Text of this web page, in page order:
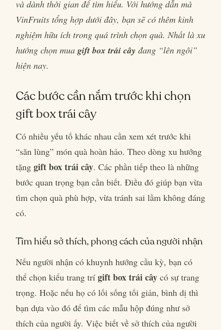
và dành thời gian để tìm hiểu. Với hướng dẫn mà
VinFruits tổng hợp dưới đây, bạn sẽ có thêm kinh
nghiệm hữu ích trong quá trình chọn quà. Nhất là xu
hướng chọn mua gift box trái cây đang “lên ngôi”
hiện nay.
Các bước cần nắm trước khi chọn
gift box trái cây
Có nhiều yếu tố khác nhau cần xem xét trước khi
“săn lùng” món quà hoàn hảo. Theo dòng xu hướng
tặng gift box trái cây. Các phần tiếp theo là những
bước quan trọng bạn cần biết. Điều đó giúp bạn vừa
tìm chọn quà phù hợp, vừa tránh sai lầm không đáng
có.
Tìm hiểu sở thích, phong cách của người nhận
Nếu người nhận có khuynh hướng cầu kỳ, bạn có
thể chọn kiểu trang trí gift box trái cây có sự trang
trọng. Hoặc nếu họ có lối sống tối giản, bình dị thì
bạn dựa vào đó để tìm các mẫu hộp đúng như sở
thích của người ấy. Việc biết về sở thích của người